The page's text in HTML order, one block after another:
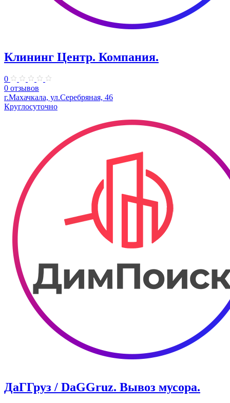
Клининг Центр. ​Компания.
0
0 отзывов
г.Махачкала, ул.Серебряная, 46
Круглосуточно
ДаГГруз / DaGGruz. Вывоз мусора.